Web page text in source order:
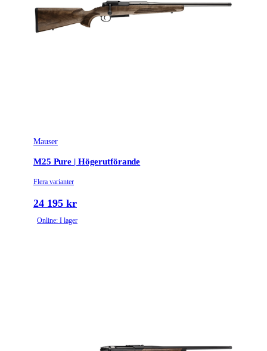
Mauser
M25 Pure | Högerutförande
Flera varianter
24 195 kr
Online: I lager